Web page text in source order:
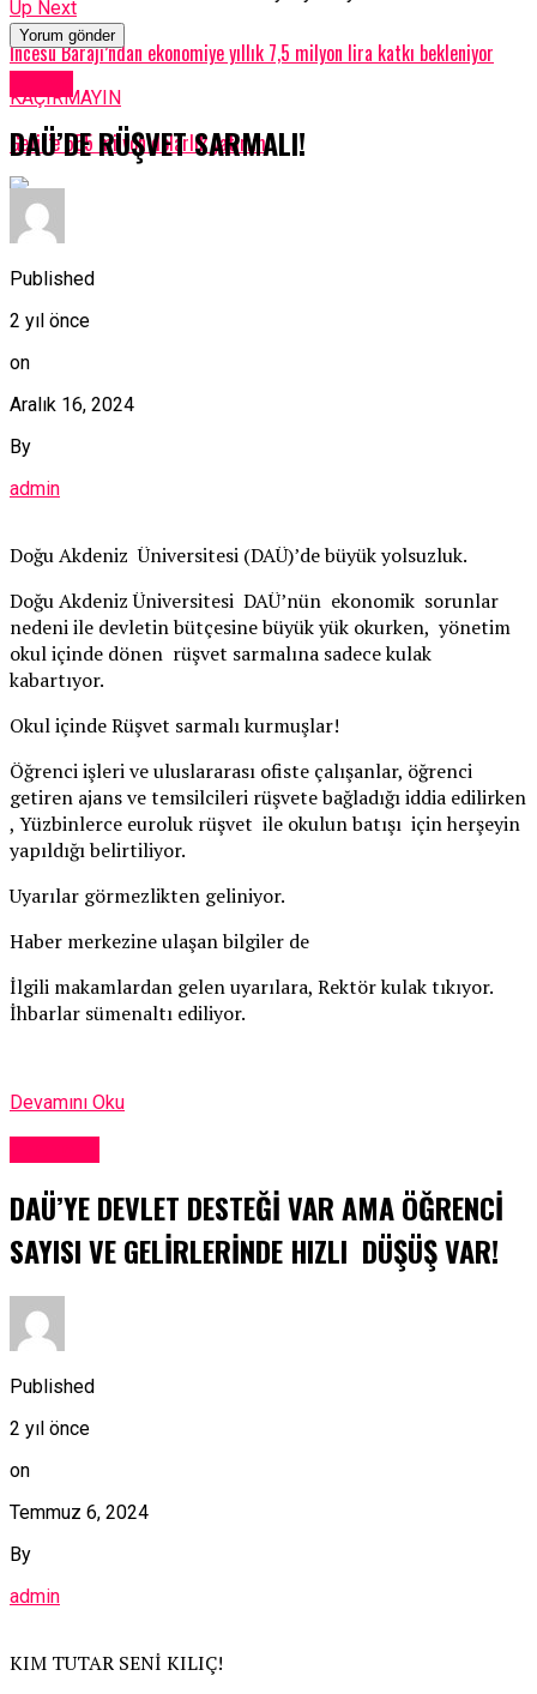
Up Next
İncesu Barajı’ndan ekonomiye yıllık 7,5 milyon lira katkı bekleniyor
KAÇIRMAYIN
Getir’e 555 milyon dolarlık yatırım
DAÜ’DE RÜŞVET SARMALI!
Published
2 yıl önce
on
Aralık 16, 2024
By
admin
Doğu Akdeniz Üniversitesi (DAÜ)’de büyük yolsuzluk.
Doğu Akdeniz Üniversitesi DAÜ’nün ekonomik sorunlar
nedeni ile devletin bütçesine büyük yük okurken, yönetim
okul içinde dönen rüşvet sarmalına sadece kulak
kabartıyor.
Okul içinde Rüşvet sarmalı kurmuşlar!
Öğrenci işleri ve uluslararası ofiste çalışanlar, öğrenci
getiren ajans ve temsilcileri rüşvete bağladığı iddia edilirken
, Yüzbinlerce euroluk rüşvet ile okulun batışı için herşeyin
yapıldığı belirtiliyor.
Uyarılar görmezlikten geliniyor.
Haber merkezine ulaşan bilgiler de
İlgili makamlardan gelen uyarılara, Rektör kulak tıkıyor.
İhbarlar sümenaltı ediliyor.
Devamını Oku
DAÜ’YE DEVLET DESTEĞİ VAR AMA ÖĞRENCİ
SAYISI VE GELİRLERİNDE HIZLI DÜŞÜŞ VAR!
Published
2 yıl önce
on
Temmuz 6, 2024
By
admin
KIM TUTAR SENİ KILIÇ!